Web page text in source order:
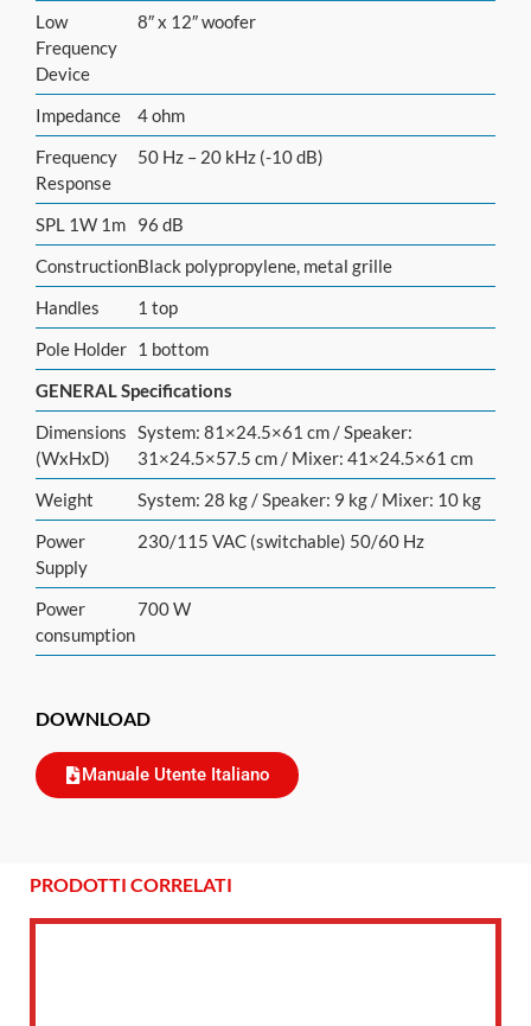
Low
Frequency
Device
8″ x 12″ woofer
Impedance
4 ohm
Frequency
Response
50 Hz – 20 kHz (-10 dB)
SPL 1W 1m
96 dB
ConstructionBlack polypropylene, metal grille
Handles
1 top
Pole Holder 1 bottom
GENERAL Specifications
Dimensions
(WxHxD)
System: 81×24.5×61 cm / Speaker:
31×24.5×57.5 cm / Mixer: 41×24.5×61 cm
Weight
System: 28 kg / Speaker: 9 kg / Mixer: 10 kg
Power
Supply
230/115 VAC (switchable) 50/60 Hz
Power
consumption
700 W
DOWNLOAD
Manuale Utente Italiano
PRODOTTI CORRELATI